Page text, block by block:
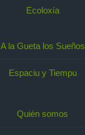
Ecoloxía
A la Gueta los Sueños
Espaciu y Tiempu
Quién somos